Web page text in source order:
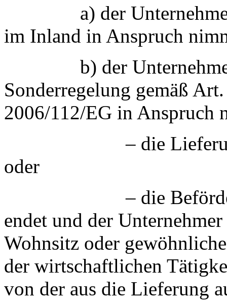
a) der Unternehmer
im Inland in Anspruch
b) der Unternehmer
Sonderregelung gemäß
2006/112/EG in Anspruch
– die Lieferung im
oder
– die Beförderung
endet und der
Wohnsitz oder
der wirtschaftlichen
von der aus die Lieferung